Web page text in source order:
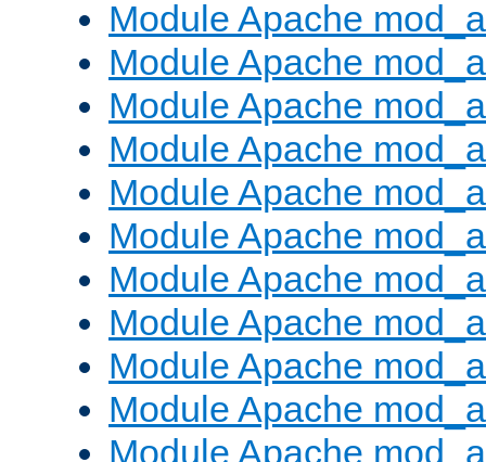
Module Apache
Module Apache
Module Apache
Module Apache
Module Apache
Module Apache
Module Apache
Module Apache
Module Apache
Module Apache
Module Apache